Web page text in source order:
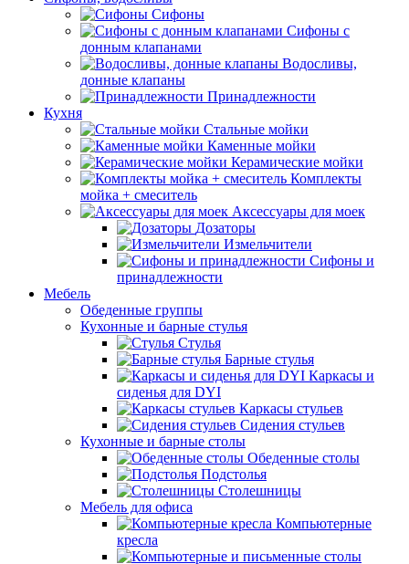
Сифоны
Сифоны с
донным клапанами
Водосливы,
донные клапаны
Принадлежности
Кухня
Стальные мойки
Каменные мойки
Керамические мойки
Комплекты
мойка + смеситель
Аксессуары для моек
Дозаторы
Измельчители
Сифоны и
принадлежности
Мебель
Обеденные группы
Кухонные и барные стулья
Стулья
Барные стулья
Каркасы и
сиденья для DYI
Каркасы стульев
Сидения стульев
Кухонные и барные столы
Обеденные столы
Подстолья
Столешницы
Мебель для офиса
Компьютерные
кресла